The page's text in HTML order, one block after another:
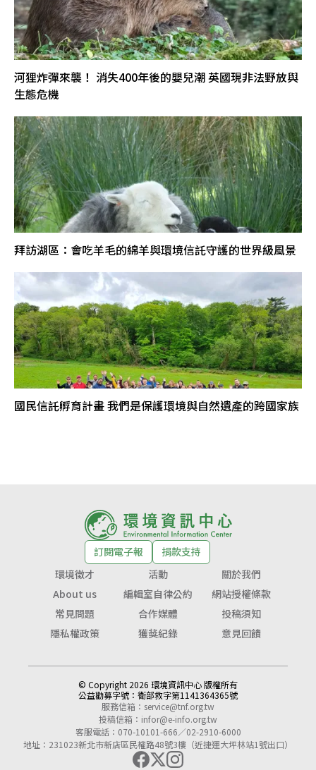
河狸炸彈來襲！ 消失400年後的嬰兒潮 英國現非法野放與
生態危機
拜訪湖區：會吃羊毛的綿羊與環境信託守護的世界級風景
國民信託孵育計畫 我們是保護環境與自然遺產的跨國家族
訂閱電子報
捐款支持
環境徵才
活動
關於我們
About us
編輯室自律公約
網站授權條款
常見問題
合作媒體
投稿須知
隱私權政策
獲獎紀錄 意見回饋
© Copyright 2026 環境資訊中心 版權所有
公益勸募字號： 衛部救字第1141364365號
服務信箱： service@tnf.org.tw
投稿信箱： infor@e-info.org.tw
客服電話：070-10101-666／02-2910-6000
地址：231023新北市新店區民權路48號3樓（近捷運大坪林站1號出口）